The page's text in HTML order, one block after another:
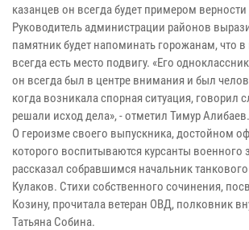
казанцев он всегда будет примером верности
Руководитель администрации районов
памятник будет напоминать горожанам, что
всегда есть место подвигу. «Его
он всегда был в центре внимания и был
когда возникала спорная ситуация, говорил
решали исход дела», - отметил Тимур Алибаев.
О героизме своего выпускника, достойном
которого воспитываются курсанты военного
рассказал собравшимся начальник
Кулаков. Стихи собственного сочинения,
Козину, прочитала ветеран ОВД, полковник
Татьяна Собина.